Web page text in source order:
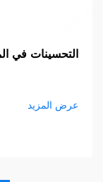
التحسينات في
عرض المزيد